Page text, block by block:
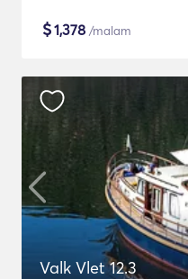
$1,378 /malam
Valk Vlet 12.3